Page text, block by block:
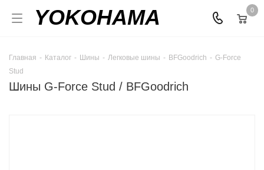
YOKOHAMA 0
Главная - Каталог - Шины - Легковые шины - BFGoodrich - G-Force
Stud
Шины G-Force Stud / BFGoodrich